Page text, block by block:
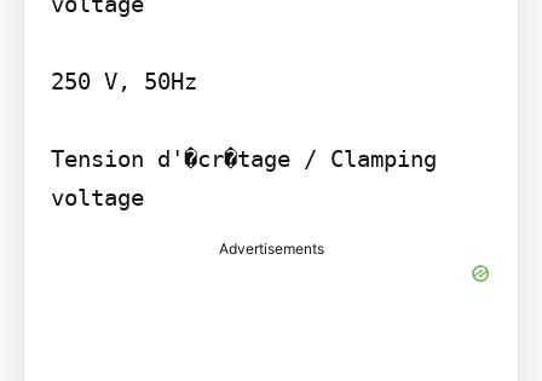
250 V, 50Hz
Tension d'�cr�tage / Clamping
voltage
Advertisements